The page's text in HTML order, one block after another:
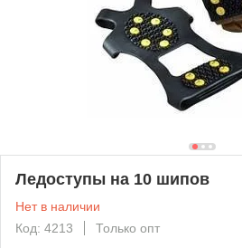
Ледоступы на 10 шипов
Нет в наличии
Код: 4213
Только опт